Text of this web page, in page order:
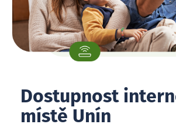
Dostupnost
místě Unín